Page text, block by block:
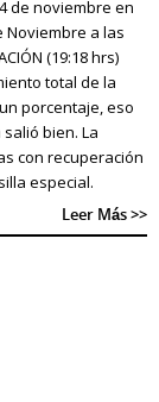
de noviembre en
Noviembre a las
(19:18 hrs)
total de la
porcentaje, eso
bien. La
con recuperación
especial.
Leer Más >>